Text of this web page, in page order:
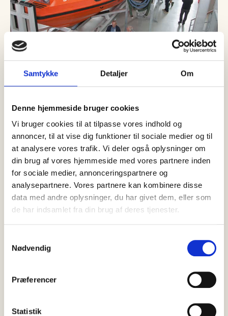
Samtykke Detaljer Om
Denne hjemmeside bruger cookies
Vi bruger cookies til at tilpasse vores indhold og
annoncer, til at vise dig funktioner til sociale medier og til
at analysere vores trafik. Vi deler også oplysninger om
din brug af vores hjemmeside med vores partnere inden
for sociale medier, annonceringspartnere og
analysepartnere. Vores partnere kan kombinere disse
data med andre oplysninger, du har givet dem, eller som
de har indsamlet fra din brug af deres tjenester.
Nødvendig
Præferencer
Statistik
09 august, 2026
og to redningsaktioner på under et
døgn
Efter en periode med forholdsvis ro blev der igen brug for
Skagens beredskab lørdag eftermiddag, og siden fulgte
yderligere to…